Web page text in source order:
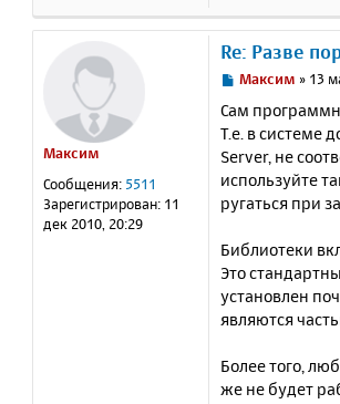
Максим
Сообщения: 5511
Зарегистрирован: 11
дек 2010, 20:29
Re: Разве
С
о
б
щ
е
н
и
Максим » 13
Сам
Т.е. в системе
Server, не
используйте
ругаться при
Библиотеки
Это
установлен
являются
Более того,
же не будет